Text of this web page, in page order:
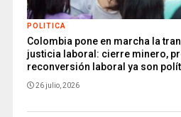
POLITICA
Colombia pone en marcha la
justicia laboral: cierre minero,
reconversión laboral ya son
26 julio, 2026